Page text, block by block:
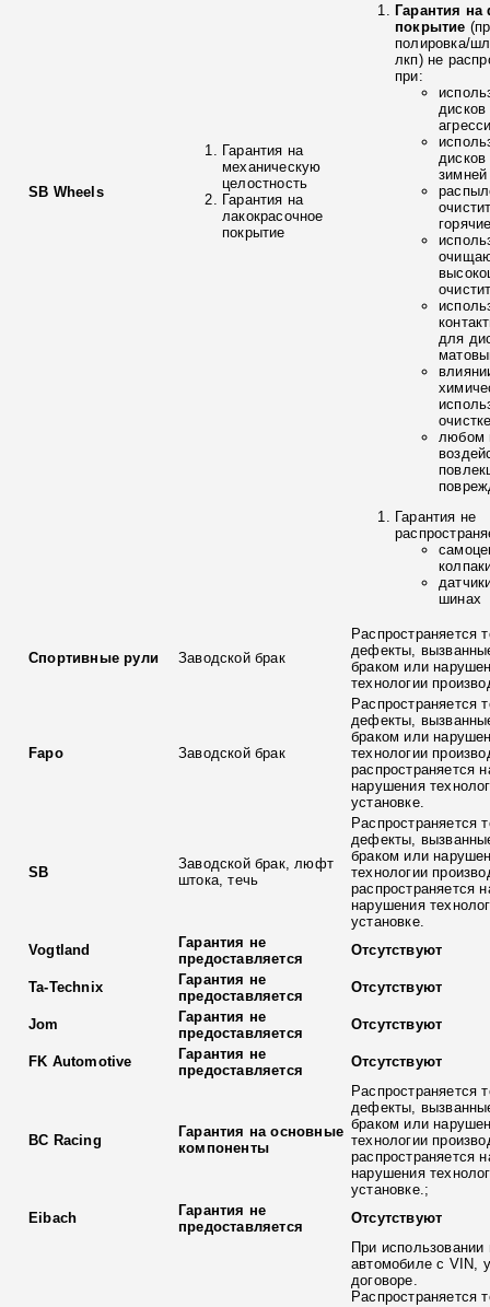
SB Wheels
Гарантия на
механическую
целостность
Гарантия на
лакокрасочное
покрытие
Гарантия
покрытие
полировка/
лкп) не
при:
зимней
для
любом
Гарантия не
шинах
Спортивные рули Заводской брак
Распространяется
дефекты,
браком или
технологии
Fapo Заводской брак
Распространяется
дефекты,
браком или
технологии
распространяется
нарушения
установке.
SB
Заводской брак, люфт
штока, течь
Распространяется
дефекты,
браком или
технологии
распространяется
нарушения
установке.
Vogtland
Гарантия не
предоставляется
Отсутствуют
Ta-Technix
Гарантия не
предоставляется
Отсутствуют
Jom
Гарантия не
предоставляется
Отсутствуют
FK Automotive
Гарантия не
предоставляется
Отсутствуют
BC Racing
Гарантия на основные
компоненты
Распространяется
дефекты,
браком или
технологии
распространяется
нарушения
установке.;
Eibach
Гарантия не
предоставляется
Отсутствуют
При использовании
автомобиле с VIN,
договоре.
Распространяется